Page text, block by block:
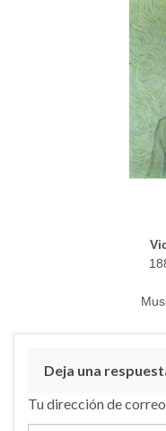
Deja una
Tu dirección de